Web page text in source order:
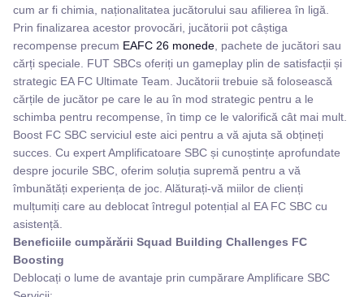
cum ar fi chimia, naționalitatea jucătorului sau afilierea în ligă.
Prin finalizarea acestor provocări, jucătorii pot câștiga
recompense precum EAFC 26 monede , pachete de jucători sau
cărți speciale. FUT SBCs oferiți un gameplay plin de satisfacții și
strategic EA FC Ultimate Team. Jucătorii trebuie să folosească
cărțile de jucător pe care le au în mod strategic pentru a le
schimba pentru recompense, în timp ce le valorifică cât mai mult.
Boost FC SBC serviciul este aici pentru a vă ajuta să obțineți
succes. Cu expert Amplificatoare SBC și cunoștințe aprofundate
despre jocurile SBC, oferim soluția supremă pentru a vă
îmbunătăți experiența de joc. Alăturați-vă miilor de clienți
mulțumiți care au deblocat întregul potențial al EA FC SBC cu
asistență.
Beneficiile cumpărării Squad Building Challenges FC
Boosting
Deblocați o lume de avantaje prin cumpărare Amplificare SBC